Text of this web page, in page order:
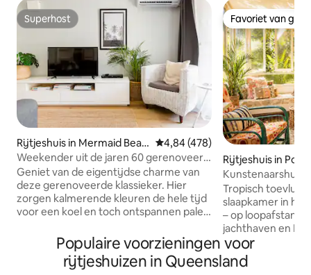
Superhost
Superhost
Rijtjeshuis in Mermaid Beac
h
Gemiddelde beoordeling van
4,84 (478)
Weekender uit de jaren 60 gerenoveerd
op 3 minuten van het strand
Geniet van de eigentijdse charme van
deze gerenoveerde klassieker. Hier
zorgen kalmerende kleuren de hele tijd
voor een koel en toch ontspannen palet.
fotografie en kunstwerken, een keuken
van een kok en een comfortabele
buitenlounge met BBQ. Een eigen, licht
Favoriet van
Favoriet van
Rijtjeshuis in Port
toevluchtsoord
Tropisch
slaapkamer in
– op loopafstand
jachthaven en
en vol kunst, met
airconditioning
voor een
Populaire voorzieningen voor
rijtjeshuizen in Queensland